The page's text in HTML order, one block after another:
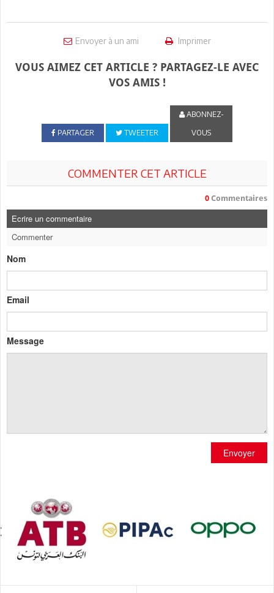
Envoyer à un ami Imprimer
VOUS AIMEZ CET ARTICLE ? PARTAGEZ-LE AVEC
VOS AMIS !
PARTAGER TWEETER
ABONNEZ-
VOUS
COMMENTER CET ARTICLE
0 Commentaires
Ecrire un commentaire
Commenter
Nom
Email
Message
Envoyer